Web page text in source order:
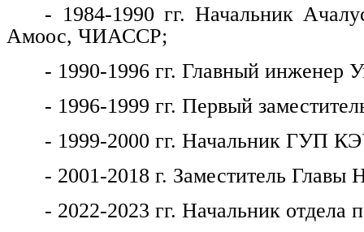
- 1984-1990 гг. Начальник
Амоос, ЧИАССР;
- 1990-1996 гг. Главный
- 1996-1999 гг. Первый
- 1999-2000 гг. Начальник ГУП
- 2001-2018 г. Заместитель Главы
- 2022-2023 гг. Начальник